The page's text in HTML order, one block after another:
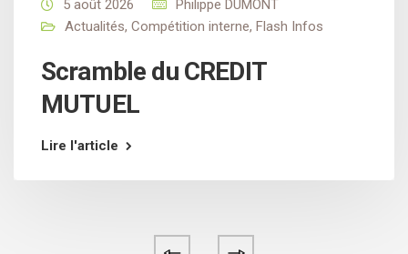
5 août 2026
Philippe DUMONT
Actualités, Compétition interne, Flash Infos
Scramble du CREDIT
MUTUEL
Lire l'article